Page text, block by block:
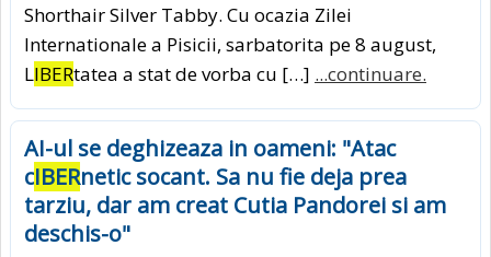
Shorthair Silver Tabby. Cu ocazia Zilei
Internationale a Pisicii, sarbatorita pe 8 august,
LIBERtatea a stat de vorba cu […] ...continuare.
AI-ul se deghizeaza in oameni: "Atac
cIBERnetic socant. Sa nu fie deja prea
tarziu, dar am creat Cutia Pandorei si am
deschis-o"